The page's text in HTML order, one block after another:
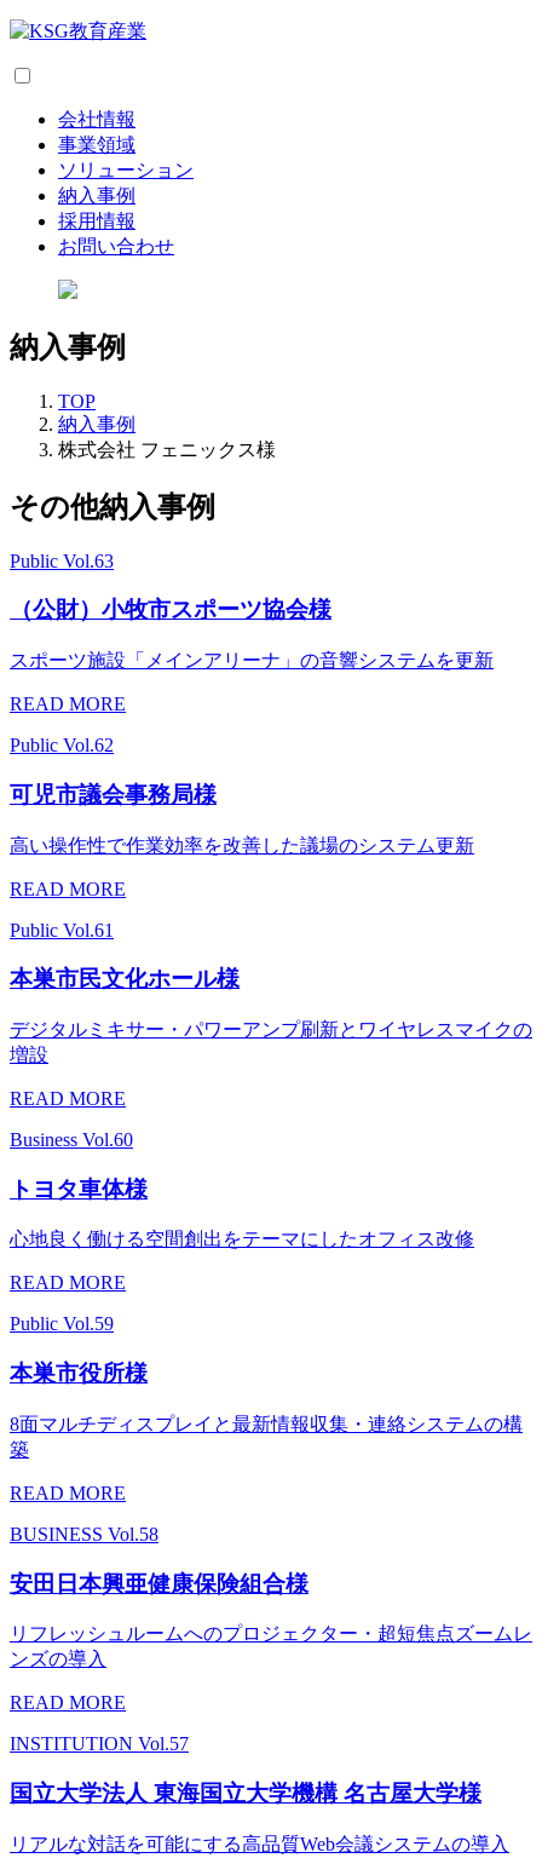
会社情報
事業領域
ソリューション
納入事例
採用情報
お問い合わせ
納入事例
TOP
納入事例
株式会社 フェニックス様
その他納入事例
Public Vol.63
（公財）小牧市スポーツ協会様
スポーツ施設「メインアリーナ」の音響システムを更新
READ MORE
Public Vol.62
可児市議会事務局様
高い操作性で作業効率を改善した議場のシステム更新
READ MORE
Public Vol.61
本巣市民文化ホール様
デジタルミキサー・パワーアンプ刷新とワイヤレスマイクの
増設
READ MORE
Business Vol.60
トヨタ車体様
心地良く働ける空間創出をテーマにしたオフィス改修
READ MORE
Public Vol.59
本巣市役所様
8面マルチディスプレイと最新情報収集・連絡システムの構
築
READ MORE
BUSINESS Vol.58
安田日本興亜健康保険組合様
リフレッシュルームへのプロジェクター・超短焦点ズームレ
ンズの導入
READ MORE
INSTITUTION Vol.57
国立大学法人 東海国立大学機構 名古屋大学様
リアルな対話を可能にする高品質Web会議システムの導入